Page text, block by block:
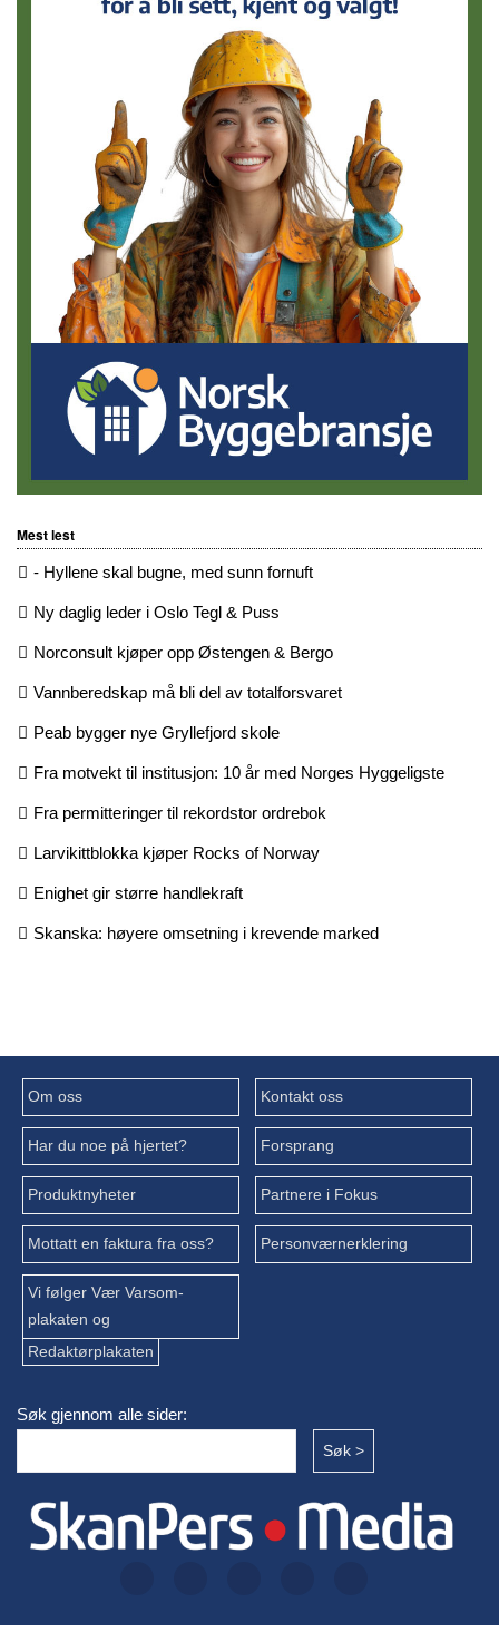
Mest lest
- Hyllene skal bugne, med sunn fornuft
Ny daglig leder i Oslo Tegl & Puss
Norconsult kjøper opp Østengen & Bergo
Vannberedskap må bli del av totalforsvaret
Peab bygger nye Gryllefjord skole
Fra motvekt til institusjon: 10 år med Norges Hyggeligste
Fra permitteringer til rekordstor ordrebok
Larvikittblokka kjøper Rocks of Norway
Enighet gir større handlekraft
Skanska: høyere omsetning i krevende marked
Om oss Kontakt oss
Har du noe på hjertet? Forsprang
Produktnyheter Partnere i Fokus
Mottatt en faktura fra oss? Personværnerklering
Vi følger Vær Varsom-
plakaten og
Redaktørplakaten
Søk gjennom alle sider: